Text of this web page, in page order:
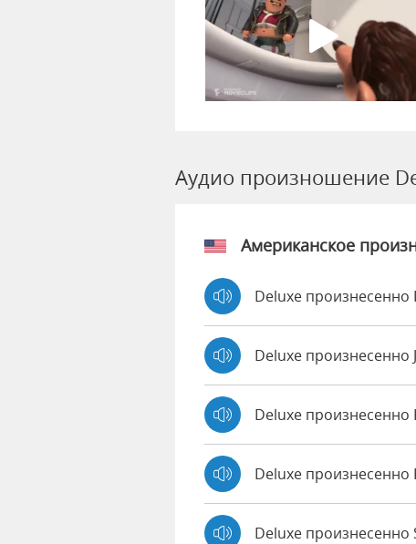
Аудио произношение
Американское
Deluxe произнесенно
Deluxe произнесенно
Deluxe произнесенно
Deluxe произнесенно
Deluxe произнесенно